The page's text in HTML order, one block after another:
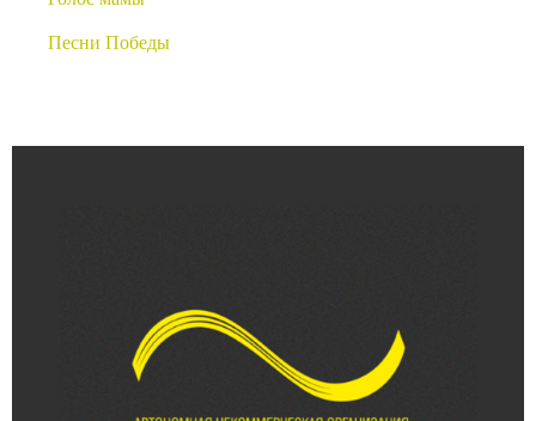
Песни Победы